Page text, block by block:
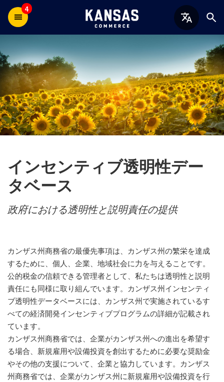
4
インセンティブ透明性デー
タベース
政府における透明性と説明責任の提供
カンザス州商務省の最優先事項は、カンザス州の繁栄を達成
するために、個人、企業、地域社会に力を与えることです。
公的税金の信頼できる管理者として、私たちは透明性と説明
責任にも同様に取り組んでいます。カンザス州インセンティ
ブ透明性データベースには、カンザス州で実施されているす
べての経済開発インセンティブプログラムの詳細が記載され
ています。
カンザス州商務省では、企業がカンザス州への進出を希望す
る場合、新規雇用や設備投資を創出するために必要な奨励金
やその他の支援について、企業と協力しています。カンザス
州商務省では、企業がカンザス州に新規雇用や設備投資を行